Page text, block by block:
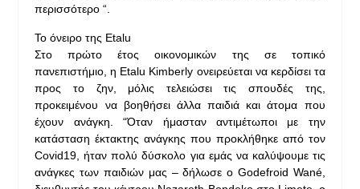
περισσότερο “.
Το όνειρο της Etalu
Στο πρώτο έτος οικονομικών της σε τοπικό
πανεπιστήμιο, η Etalu Kimberly ονειρεύεται να κερδίσει τα
προς το ζην, μόλις τελειώσει τις σπουδές της,
προκειμένου να βοηθήσει άλλα παιδιά και άτομα που
έχουν ανάγκη. “Όταν ήμασταν αντιμέτωποι με την
κατάσταση έκτακτης ανάγκης που προκλήθηκε από τον
Covid19, ήταν πολύ δύσκολο για εμάς να καλύψουμε τις
ανάγκες των παιδιών μας – δήλωσε ο Godefroid Wané,